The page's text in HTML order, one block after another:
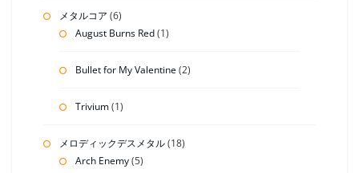
メタルコア (6)
August Burns Red(1)
Bullet for My Valentine(2)
Trivium(1)
メロディックデスメタル(18)
Arch Enemy(5)